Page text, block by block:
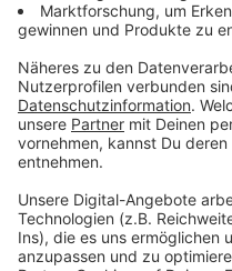
Wir
Video-
Wir
Daten zu
sammeln.
Details durch